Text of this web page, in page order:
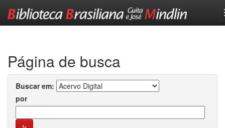
Página de busca
Buscar em:
por